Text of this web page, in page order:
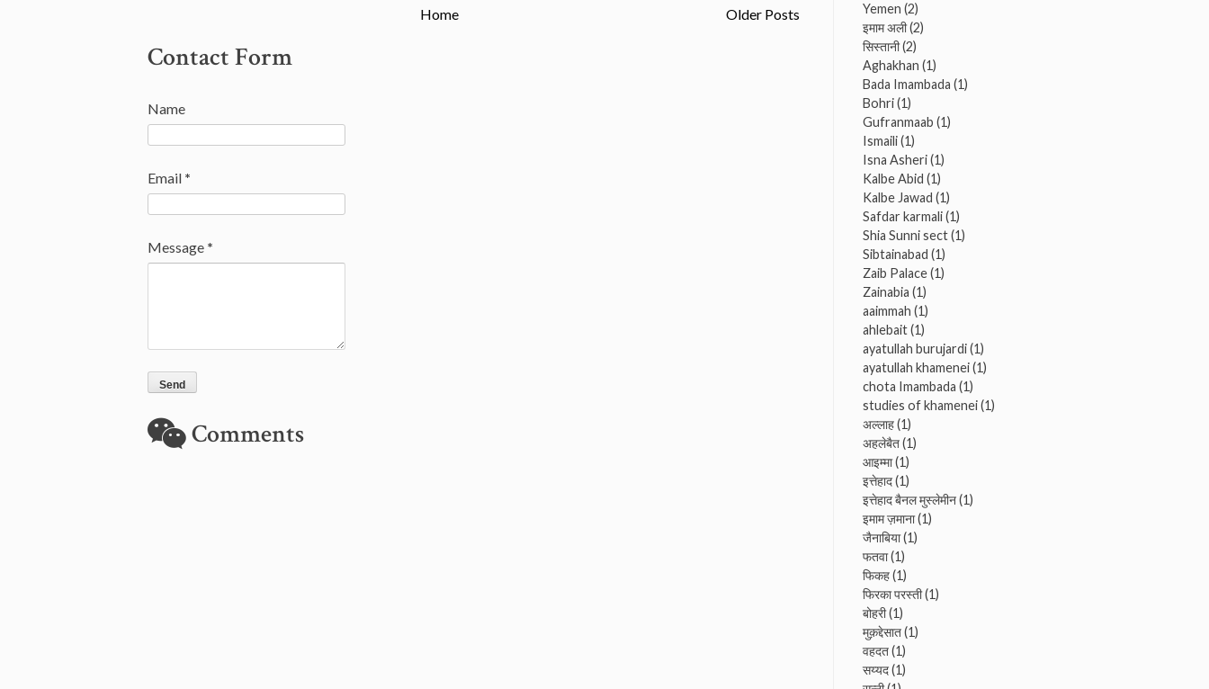
Older Posts
Home
Contact Form
Name
Email *
Message *
Comments
Yemen (2)
इमाम अली(2)
सिस्तानी(2)
Aghakhan (1)
Bada Imambada (1)
Bohri(1)
Gufranmaab (1)
Ismaili(1)
Isna Asheri(1)
Kalbe Abid (1)
Kalbe Jawad (1)
Safdar karmali(1)
Shia Sunni sect(1)
Sibtainabad (1)
Zaib Palace(1)
Zainabia (1)
aaimmah (1)
ahlebait(1)
ayatullah burujardi(1)
ayatullah khamenei(1)
chota Imambada (1)
studies of khamenei(1)
अल्लाह(1)
अहलेबैत(1)
आइम्मा(1)
इत्तेहाद(1)
इत्तेहाद बैनल मुस्लेमीन(1)
इमाम ज़माना(1)
जैनाबिया(1)
फतवा(1)
फिकह(1)
फिरका परस्ती(1)
बोहरी(1)
मुक़द्देसात(1)
वहदत(1)
सय्यद(1)